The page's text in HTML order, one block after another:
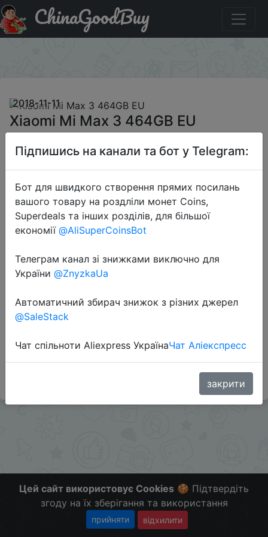
Промокод на знижку GBMP1111M3 Xiaomi Mi Max 3
464GB EUChinaGoodBuy
2018-11-11
Xiaomi Mi Max 3 464GB EU
$229.99
Промокод:"GBMP1111M3"
Перейти до магазину
Додаткова інформація відсутня.
каналі:
ZnyzhkaUA
Цей сайт використовує Cookies 🍪 Підтвердіть
згоду на їх зберігання та використання
прийняти відхилити
Підпишись на канали та бот у Telegram:
Бот для швидкого створення прямих посилань
вашого товару на роздліли монет Coins,
Superdeals та інших розділів, для більшої
економії @AliSuperCoinsBot
Телеграм канал зі знижками виключно для
України @ZnyzkaUa
Автоматичний збирач знижок з різних джерел
@SaleStack
Чат спільноти Aliexpress УкраїнаЧат Аліекспресс
закрити